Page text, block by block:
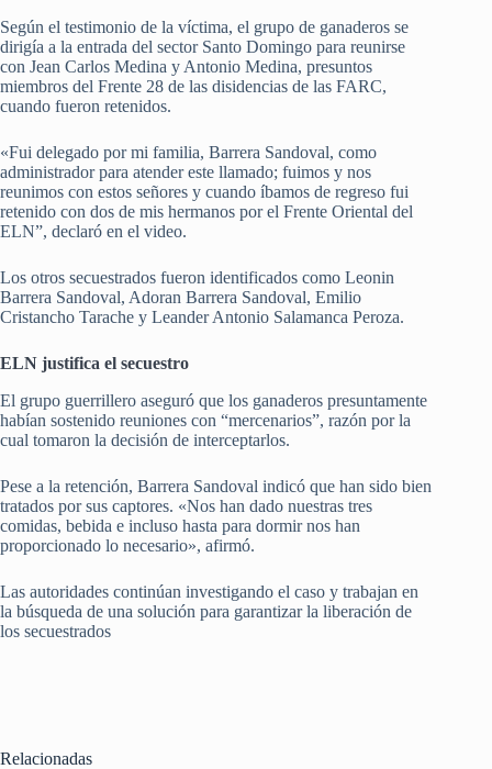
Según el testimonio de la víctima, el grupo de ganaderos se
dirigía a la entrada del sector Santo Domingo para reunirse
con Jean Carlos Medina y Antonio Medina, presuntos
miembros del Frente 28 de las disidencias de las FARC,
cuando fueron retenidos.
«Fui delegado por mi familia, Barrera Sandoval, como
administrador para atender este llamado; fuimos y nos
reunimos con estos señores y cuando íbamos de regreso fui
retenido con dos de mis hermanos por el Frente Oriental del
ELN”, declaró en el video.
Los otros secuestrados fueron identificados como Leonin
Barrera Sandoval, Adoran Barrera Sandoval, Emilio
Cristancho Tarache y Leander Antonio Salamanca Peroza.
ELN justifica el secuestro
El grupo guerrillero aseguró que los ganaderos presuntamente
habían sostenido reuniones con “mercenarios”, razón por la
cual tomaron la decisión de interceptarlos.
Pese a la retención, Barrera Sandoval indicó que han sido bien
tratados por sus captores. «Nos han dado nuestras tres
comidas, bebida e incluso hasta para dormir nos han
proporcionado lo necesario», afirmó.
Las autoridades continúan investigando el caso y trabajan en
la búsqueda de una solución para garantizar la liberación de
los secuestrados
Relacionadas